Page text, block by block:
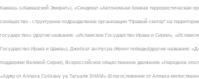
Кавказ» («Кавказский Эмират»), «Синдикат «Автономная боевая террористическая
сообщество - структурное подразделение организации "Правый сектор" на
государство» (другие названия: «Исламское Государство Ирака и Сирии»,
Государство Ирака и Шама»), Джебхат ан-Нусра (Фронт победы)(другие названия:
поддержки Великой Сирии), Всероссийское общественное движение «Народное
«Аджр от Аллаха Субхану уа Тагьаля SHAM» (Благословение от Аллаха